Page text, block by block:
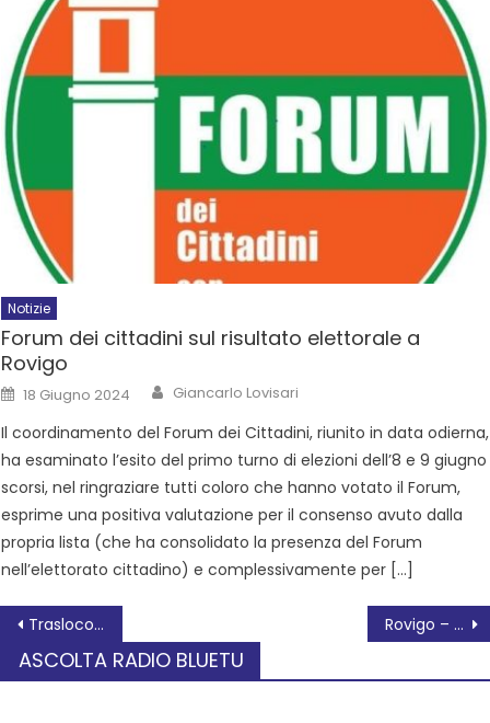
Notizie
Forum dei cittadini sul risultato elettorale a
Rovigo
18 Giugno 2024 Giancarlo Lovisari
Il coordinamento del Forum dei Cittadini, riunito in data odierna,
ha esaminato l’esito del primo turno di elezioni dell’8 e 9 giugno
scorsi, nel ringraziare tutti coloro che hanno votato il Forum,
esprime una positiva valutazione per il consenso avuto dalla
propria lista (che ha consolidato la presenza del Forum
nell’elettorato cittadino) e complessivamente per […]
Trasloco servizi sociali – viale Marconi Rovigo – Settimo concerto della Stagione Concertistica 2023
ASCOLTA RADIO BLUETU